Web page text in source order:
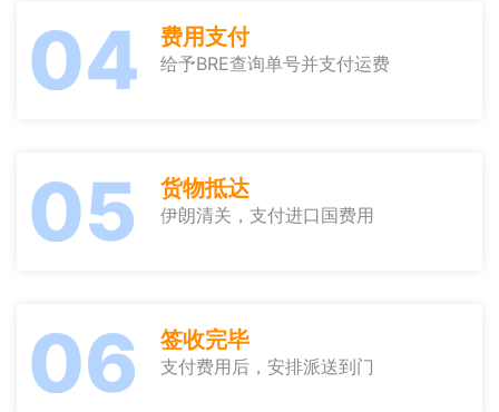
04 费用支付
给予BRE查询单号并支付运费
05 货物抵达
伊朗清关，支付进口国费用
06 签收完毕
支付费用后，安排派送到门